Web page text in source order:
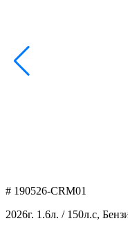
# 190526-CRM01
2026г. 1.6л. / 150л.с,